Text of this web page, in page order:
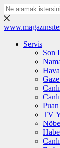
Servis
Son
TV